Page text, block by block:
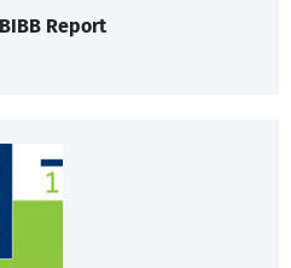
BIBB Report